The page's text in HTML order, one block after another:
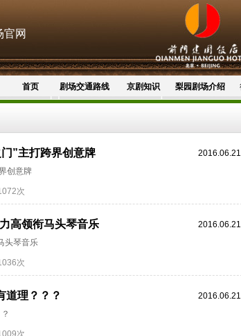
官网
首页 剧场交通路线 京剧知识 梨园剧场介绍
”主打跨界创意牌
2016.06.21
创意牌
次
高领衔马头琴音乐
2016.06.21
头琴音乐
次
道理？？？
2016.06.21
次